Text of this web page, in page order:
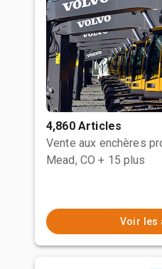
4,860 Articles
Vente aux enchères
Mead, CO + 15 plus
Voir les